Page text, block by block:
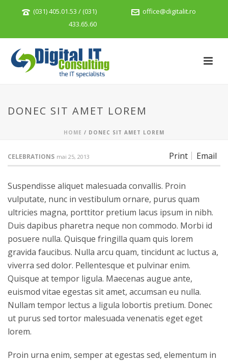
(031) 405.01.53 / (031)
433.65.60
office@digitalit.ro
DONEC SIT AMET LOREM
HOME / DONEC SIT AMET LOREM
Print Email
CELEBRATIONS mai 25, 2013
Suspendisse aliquet malesuada convallis. Proin
vulputate, nunc in vestibulum ornare, purus quam
ultricies magna, porttitor pretium lacus ipsum in nibh.
Duis dapibus pharetra neque non commodo. Morbi id
posuere nulla. Quisque fringilla quam quis lorem
gravida faucibus. Nulla arcu quam, tincidunt ac luctus a,
viverra sed dolor. Pellentesque et pulvinar enim.
Quisque at tempor ligula. Maecenas augue ante,
euismod vitae egestas sit amet, accumsan eu nulla.
Nullam tempor lectus a ligula lobortis pretium. Donec
ut purus sed tortor malesuada venenatis eget eget
lorem.
Proin urna enim, semper at egestas sed, elementum in